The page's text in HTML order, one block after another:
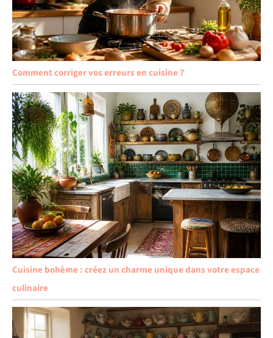
Comment corriger vos erreurs en cuisine ?
Cuisine bohème : créez un charme unique dans votre espace
culinaire